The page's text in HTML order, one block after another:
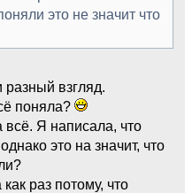
это не значит что
разный взгляд.
поняла?
всё. Я написала, что
это на значит, что
раз потому, что